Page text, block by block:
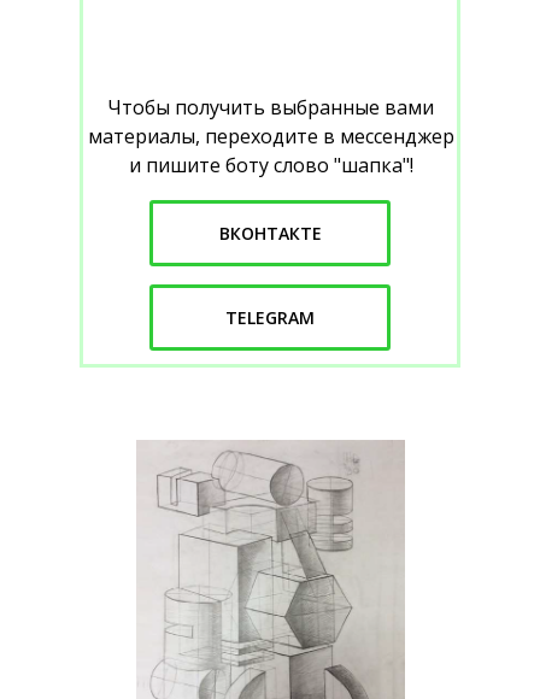
Чтобы получить выбранные вами
материалы, переходите в мессенджер
и пишите боту слово "шапка"!
ВКОНТАКТЕ
TELEGRAM